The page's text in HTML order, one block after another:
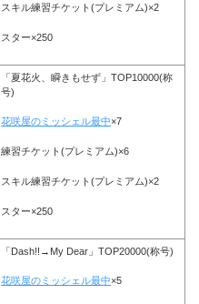
スキル練習チケット(プレミアム)×2
スター×250
「夏花火、瞬きもせず」TOP10000(称
号)
花咲屋のミッシェル最中×7
練習チケット(プレミアム)×6
スキル練習チケット(プレミアム)×2
スター×250
「Dash!!→My Dear」TOP20000(称号)
花咲屋のミッシェル最中×5